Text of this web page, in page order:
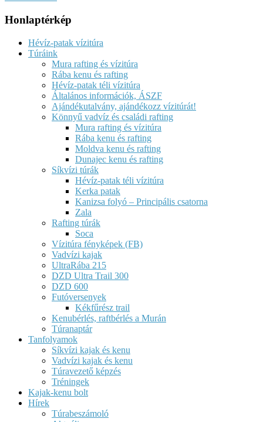
Honlaptérkép
Hévíz-patak vízitúra
Túráink
Mura rafting és vízitúra
Rába kenu és rafting
Hévíz-patak téli vízitúra
Általános információk, ÁSZF
Ajándékutalvány, ajándékozz vízitúrát!
Könnyű vadvíz és családi rafting
Mura rafting és vízitúra
Rába kenu és rafting
Moldva kenu és rafting
Dunajec kenu és rafting
Síkvízi túrák
Hévíz-patak téli vízitúra
Kerka patak
Kanizsa folyó – Principális csatorna
Zala
Rafting túrák
Soca
Vízitúra fényképek (FB)
Vadvízi kajak
UltraRába 215
DZD Ultra Trail 300
DZD 600
Futóversenyek
Kékfűrész trail
Kenubérlés, raftbérlés a Murán
Túranaptár
Tanfolyamok
Síkvízi kajak és kenu
Vadvízi kajak és kenu
Túravezető képzés
Tréningek
Kajak-kenu bolt
Hírek
Túrabeszámoló